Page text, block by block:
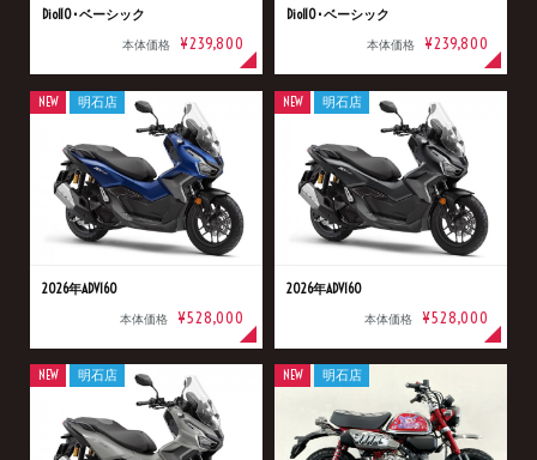
Dio110･ベーシック
本体価格 ¥239,800
Dio110･ベーシック
本体価格 ¥239,800
2026年ADV160
本体価格 ¥528,000
NEW 明石店
2026年ADV160
本体価格 ¥528,000
NEW 明石店
NEW 明石店 NEW 明石店